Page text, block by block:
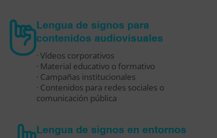
Lengua de signos para
contenidos audiovisuales
· Vídeos corporativos
· Material educativo o formativo
· Campañas institucionales
· Contenidos para redes sociales o
comunicación pública
Lengua de signos en entornos